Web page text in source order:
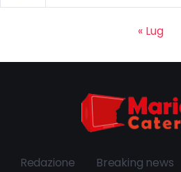
« Lug
Redazione Breaking news